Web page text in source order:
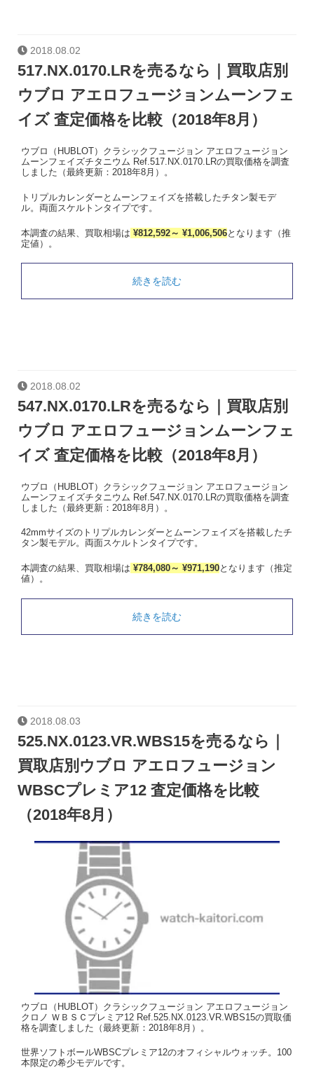
2018.08.02
517.NX.0170.LRを売るなら｜買取店別
ウブロ アエロフュージョンムーンフェ
イズ 査定価格を比較（2018年8月）
ウブロ（HUBLOT）クラシックフュージョン アエロフュージョン
ムーンフェイズチタニウム Ref.517.NX.0170.LRの買取価格を調査
しました（最終更新：2018年8月）。
トリプルカレンダーとムーンフェイズを搭載したチタン製モデ
ル。両面スケルトンタイプです。
本調査の結果、買取相場は ¥812,592～ ¥1,006,506となります（推
定値）。
続きを読む
2018.08.02
547.NX.0170.LRを売るなら｜買取店別
ウブロ アエロフュージョンムーンフェ
イズ 査定価格を比較（2018年8月）
ウブロ（HUBLOT）クラシックフュージョン アエロフュージョン
ムーンフェイズチタニウム Ref.547.NX.0170.LRの買取価格を調査
しました（最終更新：2018年8月）。
42mmサイズのトリプルカレンダーとムーンフェイズを搭載したチ
タン製モデル。両面スケルトンタイプです。
本調査の結果、買取相場は ¥784,080～ ¥971,190となります（推定
値）。
続きを読む
2018.08.03
525.NX.0123.VR.WBS15を売るなら｜
買取店別ウブロ アエロフュージョン
WBSCプレミア12 査定価格を比較
（2018年8月）
ウブロ（HUBLOT）クラシックフュージョン アエロフュージョン
クロノ ＷＢＳＣプレミア12 Ref.525.NX.0123.VR.WBS15の買取価
格を調査しました（最終更新：2018年8月）。
世界ソフトボールWBSCプレミア12のオフィシャルウォッチ。100
本限定の希少モデルです。